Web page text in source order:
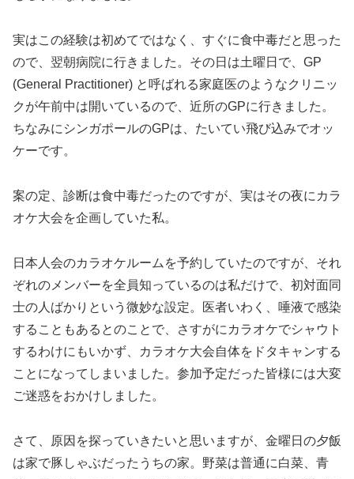
実はこの経験は初めてではなく、すぐに食中毒だと思った
ので、翌朝病院に行きました。その日は土曜日で、GP
(General Practitioner) と呼ばれる家庭医のようなクリニッ
クが午前中は開いているので、近所のGPに行きました。
ちなみにシンガポールのGPは、たいてい飛び込みでオッ
ケーです。
案の定、診断は食中毒だったのですが、実はその夜にカラ
オケ大会を企画していた私。
日本人会のカラオケルームを予約していたのですが、それ
ぞれのメンバーを全員知っているのは私だけで、初対面同
士の人ばかりという微妙な設定。医者いわく、唾液で感染
することもあるとのことで、さすがにカラオケでシャウト
するわけにもいかず、カラオケ大会自体をドタキャンする
ことになってしまいました。参加予定だった皆様には大変
ご迷惑をおかけしました。
さて、原因を探っていきたいと思いますが、金曜日の夕飯
は家で豚しゃぶだったうちの家。野菜は普通に白菜、青